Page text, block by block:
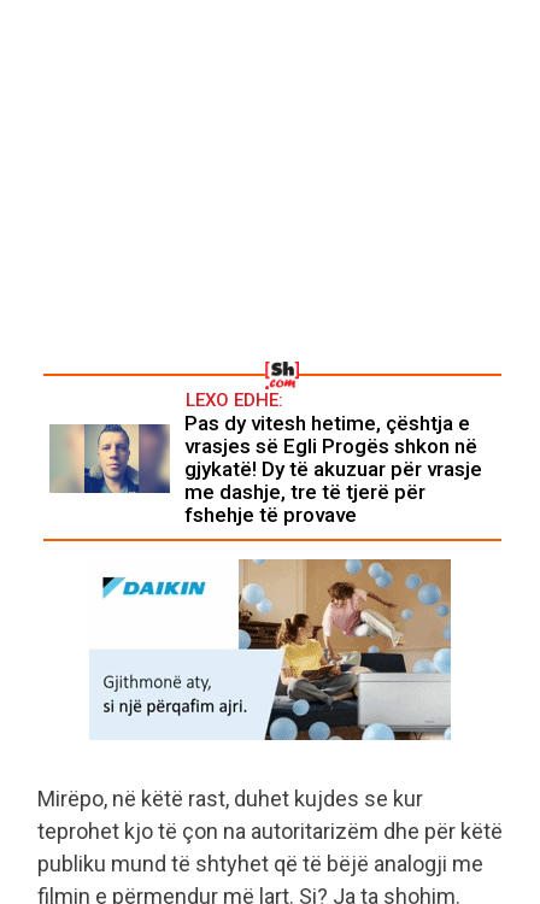
LEXO EDHE:
Pas dy vitesh hetime, çështja e
vrasjes së Egli Progës shkon në
gjykatë! Dy të akuzuar për vrasje
me dashje, tre të tjerë për
fshehje të provave
Mirëpo, në këtë rast, duhet kujdes se kur
teprohet kjo të çon na autoritarizëm dhe për këtë
publiku mund të shtyhet që të bëjë analogji me
filmin e përmendur më lart. Si? Ja ta shohim.